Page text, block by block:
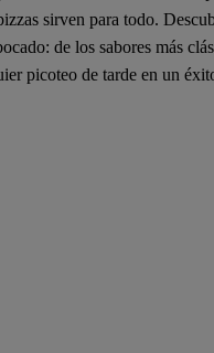
sirven para todo.
de los sabores más
picoteo de tarde en un